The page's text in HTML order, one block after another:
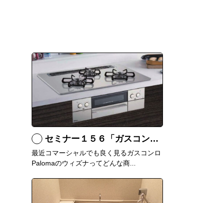
セミナー１５６「ガスコンロ Palomaウィズナについて」
最近コマーシャルでも良く見るガスコンロ
Palomaのウィズナってどんな商...